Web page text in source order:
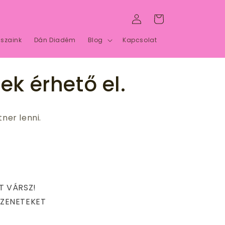
Dán Diadém Blog Kapcsolat
Bejelentkezés
Kosár
érhető el.
lenni.
VÁRSZ!